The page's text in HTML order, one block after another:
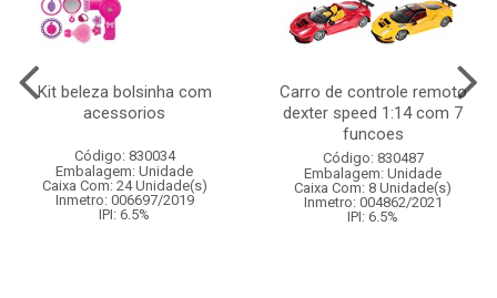
Kit beleza bolsinha com
acessorios
Código: 830034
Embalagem: Unidade
Caixa Com: 24 Unidade(s)
Inmetro: 006697/2019
IPI: 6.5%
Carro de controle remoto
dexter speed 1:14 com 7
funcoes
Código: 830487
Embalagem: Unidade
Caixa Com: 8 Unidade(s)
Inmetro: 004862/2021
IPI: 6.5%